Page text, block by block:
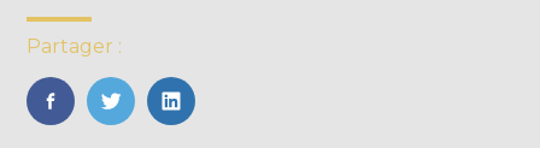
Partager :
FaceBook
TwitterLinkedIn